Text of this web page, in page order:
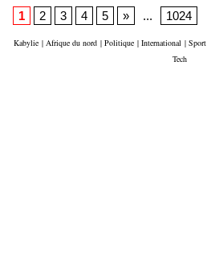
1 2 3 4 5 » ... 1024
Kabylie | Afrique du nord | Politique | International | Sport
Tech